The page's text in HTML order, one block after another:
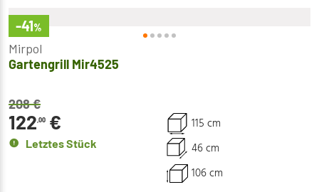
-41%
Mirpol
Gartengrill Mir4525
208€
122,00 €
Letztes Stück
115 cm
46 cm
106 cm